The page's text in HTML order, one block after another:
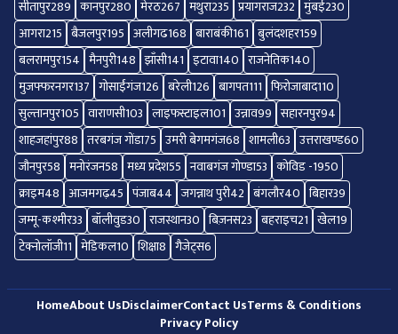
सीतापुर289 कानपुर280 मेरठ267 मथुरा235 प्रयागराज232 मुंबई230
आगरा215 बैजलपुर195 अलीगढ168 बाराबंकी161 बुलंदशहर159
बलरामपुर154 मैनपुरी148 झाँसी141 इटावा140 राजनेतिक140
मुजफ्फरनगर137 गोसाईंगंज126 बरेली126 बागपत111 फिरोजाबाद110
सुल्तानपुर105 वाराणसी103 लाइफस्टाइल101 उन्नाव99 सहारनपुर94
शाहजहांपुर88 तरबगंज गोंडा75 उमरी बेगमगंज68 शामली63 उत्तराखण्ड60
जौनपुर58 मनोरंजन58 मध्य प्रदेश55 नवाबगंज गोण्डा53 कोविड -1950
क्राइम48 आजमगढ़45 पंजाब44 जगन्नाथ पुरी42 बंगलौर40 बिहार39
जम्मू-कश्मीर33 बॉलीवुड30 राजस्थान30 बिज़नस23 बहराइच21 खेल19
टेक्नोलॉजी11 मेडिकल10 शिक्षा8 गैजेट्स6
HomeAbout UsDisclaimerContact UsTerms & Conditions
Privacy Policy